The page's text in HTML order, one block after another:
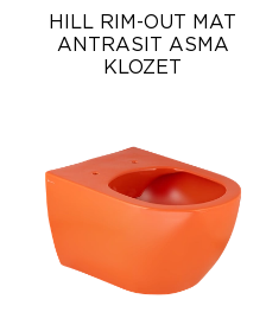
HILL RIM-OUT MAT
ANTRASIT ASMA
KLOZET